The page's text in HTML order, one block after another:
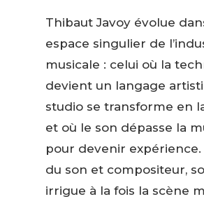
Thibaut Javoy évolue
espace singulier de
musicale : celui où la
devient un langage
studio se transforme en
et où le son dépasse la
pour devenir
du son et compositeur,
irrigue à la fois la scène